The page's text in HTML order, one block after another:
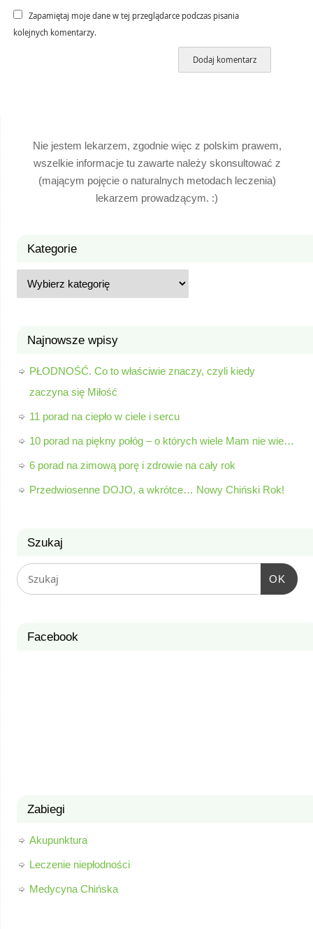
Zapamiętaj moje dane w tej przeglądarce podczas pisania
kolejnych komentarzy.
Nie jestem lekarzem, zgodnie więc z polskim prawem,
wszelkie informacje tu zawarte należy skonsultować z
(mającym pojęcie o naturalnych metodach leczenia)
lekarzem prowadzącym. :)
Kategorie
Najnowsze wpisy
PŁODNOŚĆ. Co to właściwie znaczy, czyli kiedy
zaczyna się Miłość
11 porad na ciepło w ciele i sercu
10 porad na piękny połóg – o których wiele Mam nie wie…
6 porad na zimową porę i zdrowie na cały rok
Przedwiosenne DOJO, a wkrótce… Nowy Chiński Rok!
Szukaj
OK
Facebook
Zabiegi
Akupunktura
Leczenie niepłodności
Medycyna Chińska